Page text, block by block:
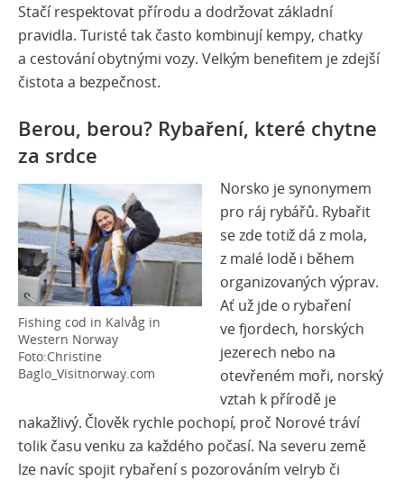
Stačí respektovat přírodu a dodržovat základní
pravidla. Turisté tak často kombinují kempy, chatky
a cestování obytnými vozy. Velkým benefitem je zdejší
čistota a bezpečnost.
Berou, berou? Rybaření, které chytne
za srdce
Fishing cod in Kalvåg in
Western Norway
Foto:Christine
Baglo_Visitnorway.com
Norsko je synonymem
pro ráj rybářů. Rybařit
se zde totiž dá z mola,
z malé lodě i během
organizovaných výprav.
Ať už jde o rybaření
ve fjordech, horských
jezerech nebo na
otevřeném moři, norský
vztah k přírodě je
nakažlivý. Člověk rychle pochopí, proč Norové tráví
tolik času venku za každého počasí. Na severu země
lze navíc spojit rybaření s pozorováním velryb či